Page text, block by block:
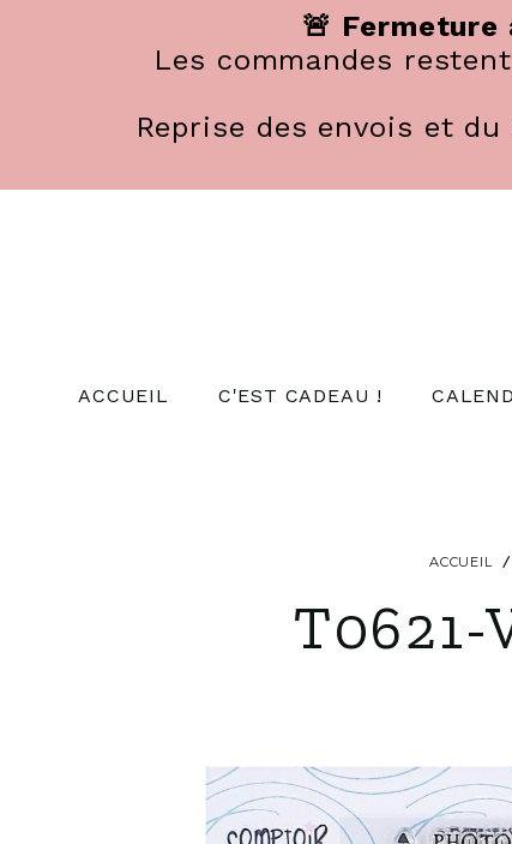
🚨
Les commandes
Reprise des envois et
ACCUEIL C'EST CADEAU !
ACCUEIL
T0621-